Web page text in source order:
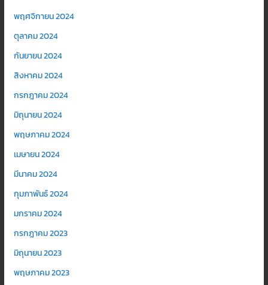
พฤศจิกายน 2024
ตุลาคม 2024
กันยายน 2024
สิงหาคม 2024
กรกฎาคม 2024
มิถุนายน 2024
พฤษภาคม 2024
เมษายน 2024
มีนาคม 2024
กุมภาพันธ์ 2024
มกราคม 2024
กรกฎาคม 2023
มิถุนายน 2023
พฤษภาคม 2023